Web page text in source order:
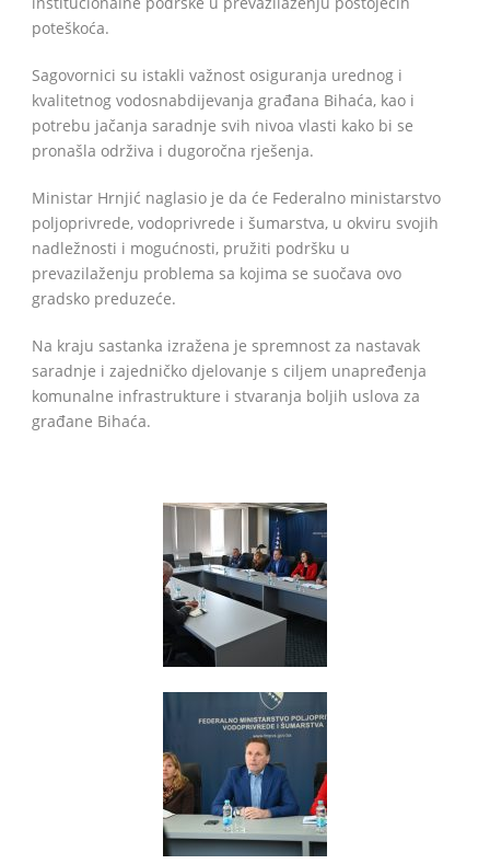
poteškoća.
Sagovornici su istakli važnost osiguranja urednog i
kvalitetnog vodosnabdijevanja građana Bihaća, kao i
potrebu jačanja saradnje svih nivoa vlasti kako bi se
pronašla održiva i dugoročna rješenja.
Ministar Hrnjić naglasio je da će Federalno ministarstvo
poljoprivrede, vodoprivrede i šumarstva, u okviru svojih
nadležnosti i mogućnosti, pružiti podršku u
prevazilaženju problema sa kojima se suočava ovo
gradsko preduzeće.
Na kraju sastanka izražena je spremnost za nastavak
saradnje i zajedničko djelovanje s ciljem unapređenja
komunalne infrastrukture i stvaranja boljih uslova za
građane Bihaća.